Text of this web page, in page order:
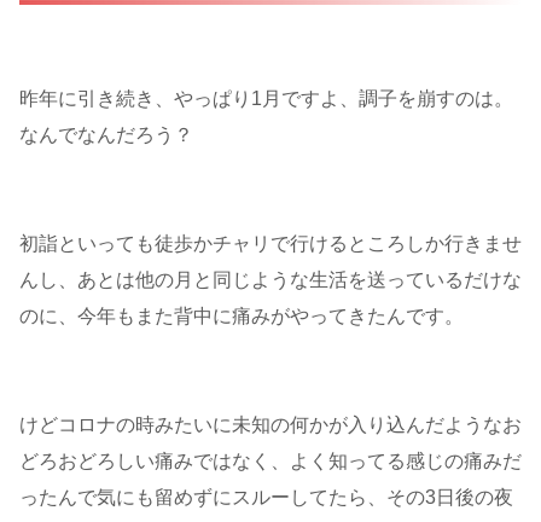
昨年に引き続き、やっぱり1月ですよ、調子を崩すのは。
なんでなんだろう？
初詣といっても徒歩かチャリで行けるところしか行きませ
んし、あとは他の月と同じような生活を送っているだけな
のに、今年もまた背中に痛みがやってきたんです。
けどコロナの時みたいに未知の何かが入り込んだようなお
どろおどろしい痛みではなく、よく知ってる感じの痛みだ
ったんで気にも留めずにスルーしてたら、その3日後の夜